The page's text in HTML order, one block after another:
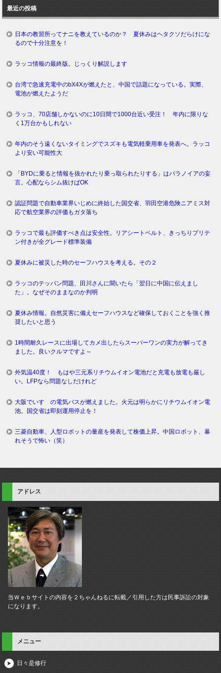
グ
最近の投稿
日本の教習所ってナニを教えているのか？ 夏休みはヘタクソだらけにな
るので十分注意を！
ラッコ情報の最終版。じっくり解説します
台湾で急速充電中のbX4Xが燃えたと、中国で話題になっている。実際、
電池が燃えたようだ
ラッコ、70店舗しかないのに10日間で1000台近い受注！ 年内に限りな
く1万台かもしれない
年内のそう遠くないタイミングでスズキも電気軽乗用車を発表へ。ラッコ
より安い可能性大
「BYDに乗ると情報を抜かれたり乗っ取られたりする」はパラノイアの妄
言。心配ならシム抜けばOK
認証問題で自動車業界いじめに終始した国交省、羽田空港危険ニアミス対
応で航空業界の評価もガタ落ち
ラッコで最も評価すべき点は安全性。リアシートベルト、きっちりプリテ
ン付きが全グレード標準装備
夏休みに被災した時のセーフハウスを考える。その２
ラッコのテッパン問題、田川さんに聞いたら「翌日に中国に伝えまし
た」。なぜそのままなのか判明
夏休み情報。自然災害に備えセーフハウスなど確保しておくことを強く推
奨したいと思う
1時間耐久レースに出場してカメ出したらスーパーワンの実力が解ってき
ました。良いクルマですよ～
外気温40度！ もはや三元系リチウムイオン電池だと充電も放電も厳し
い。LFPなら問題なしだけれど
大阪でいすゞの電気バスが燃えました。火元は明らかにリチウムイオン電
池。国交省は即刻運用停止を！
三菱自動車、人型ロボットの量産を発表して株価上昇。中国ロボット、暴
れそうで怖い（笑）
アドレス
当Ｗｅｂサイトの内容を２ちゃんねるに転載／引用した方は民事訴訟の対象
になります。
メニュー
日々是修行